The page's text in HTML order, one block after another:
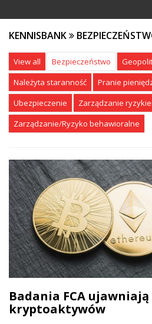
KENNISBANK
View all Bezpieczeństwo
Należyta staranność
Pranie
Ubezpieczenie
Zarządzanie
Zarządzanie/Ryzyko behawioralne
Badania FCA
kryptoaktywów